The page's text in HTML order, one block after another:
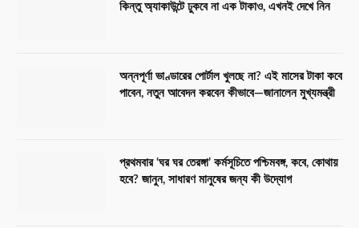
কিন্তু অ্যাকাউন্টে ঢুকবে না এক টাকাও, এখনই দেখে নিন
অন্নপূর্ণা ভাণ্ডারের পোর্টাল খুলছে না? এই মাসের টাকা কবে
পাবেন, নতুন আবেদন করবেন কীভাবে—জানালেন মুখ্যমন্ত্রী
প্রথমবার ‘ঘর ঘর তেরঙ্গা’ কর্মসূচিতে পশ্চিমবঙ্গ, কবে, কোথায়
হবে? জানুন, সাধারণ মানুষের জন্য কী উদ্যোগ